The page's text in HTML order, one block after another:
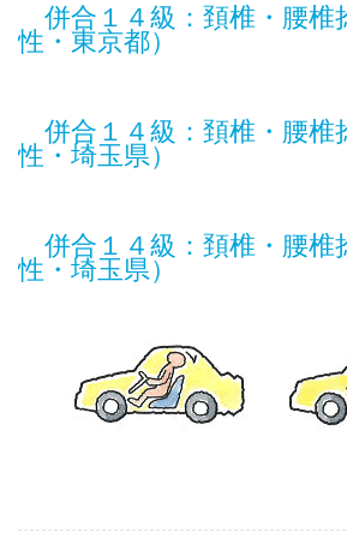
併合１４級：頚椎・腰椎
性・東京都）
併合１４級：頚椎・腰椎
性・埼玉県）
併合１４級：頚椎・腰椎
性・埼玉県）